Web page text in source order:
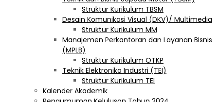
Struktur Kurikulum TBSM
Desain Komunikasi Visual (DKV)/ Multimedia
Struktur Kurikulum MM
Manajemen Perkantoran dan Layanan Bisnis
(MPLB)
Struktur Kurikulum OTKP
Teknik Elektronika Industri (TEI)
Struktur Kurikulum TEI
Kalender Akademik